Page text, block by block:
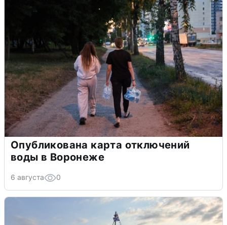
Опубликована карта отключений
воды в Воронеже
6 августа 0